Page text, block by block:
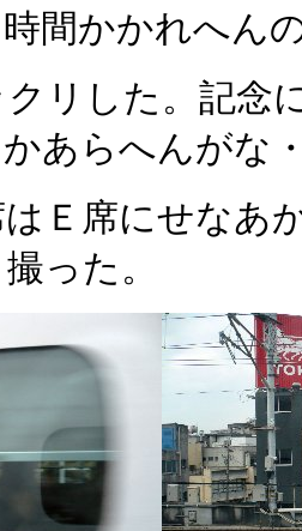
間かかれへん
リした。記念
あらへんがな
Ｅ席にせなあ
った。